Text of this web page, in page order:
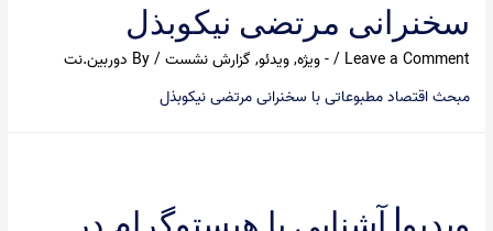
سخنرانی مرتضی نیکوبذل
Leave a Comment
/- ویژه,ویدئو, گزارش نشست/ By
دوربین.نت
مبحث اقتصاد مطبوعاتی با سخنرانی مرتضی نیکوبذل
ویدیو| آشنایی با هیستوگرام در